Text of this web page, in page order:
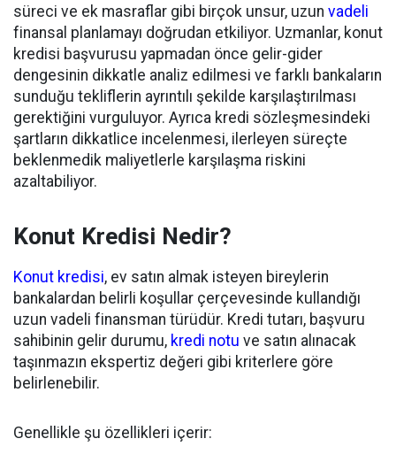
süreci ve ek masraflar gibi birçok unsur, uzun vadeli
finansal planlamayı doğrudan etkiliyor. Uzmanlar, konut
kredisi başvurusu yapmadan önce gelir-gider
dengesinin dikkatle analiz edilmesi ve farklı bankaların
sunduğu tekliflerin ayrıntılı şekilde karşılaştırılması
gerektiğini vurguluyor. Ayrıca kredi sözleşmesindeki
şartların dikkatlice incelenmesi, ilerleyen süreçte
beklenmedik maliyetlerle karşılaşma riskini
azaltabiliyor.
Konut Kredisi Nedir?
Konut kredisi, ev satın almak isteyen bireylerin
bankalardan belirli koşullar çerçevesinde kullandığı
uzun vadeli finansman türüdür. Kredi tutarı, başvuru
sahibinin gelir durumu, kredi notu ve satın alınacak
taşınmazın ekspertiz değeri gibi kriterlere göre
belirlenebilir.
Genellikle şu özellikleri içerir: